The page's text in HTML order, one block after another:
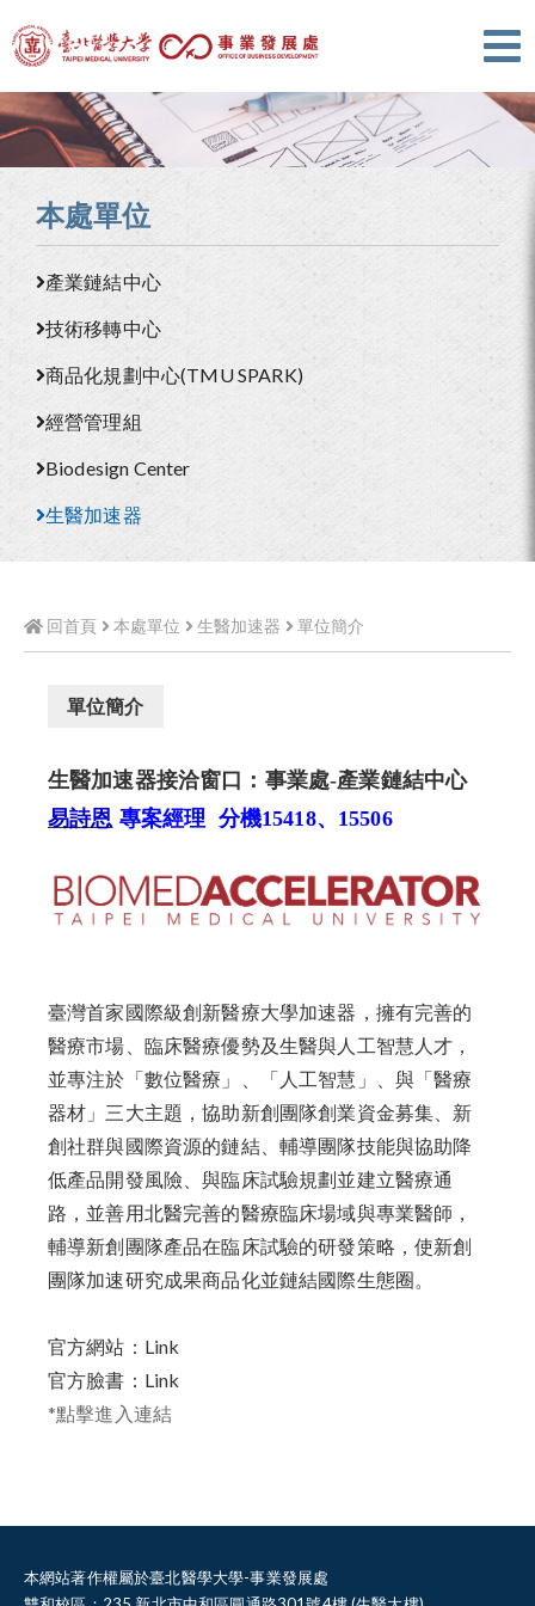
本處單位
產業鏈結中心
技術移轉中心
商品化規劃中心(TMU SPARK)
經營管理組
Biodesign Center
生醫加速器
回首頁 本處單位 生醫加速器 單位簡介
單位簡介
生醫加速器接洽窗口：事業處-產業鏈結中心
易詩恩 專案經理 分機15418、15506
臺灣首家國際級創新醫療大學加速器，擁有完善的
醫療市場、臨床醫療優勢及生醫與人工智慧人才，
並專注於「數位醫療」、「人工智慧」、與「醫療
器材」三大主題，協助新創團隊創業資金募集、新
創社群與國際資源的鏈結、輔導團隊技能與協助降
低產品開發風險、與臨床試驗規劃並建立醫療通
路，並善用北醫完善的醫療臨床場域與專業醫師，
輔導新創團隊產品在臨床試驗的研發策略，使新創
團隊加速研究成果商品化並鏈結國際生態圈。
官方網站： Link
官方臉書： Link
*點擊進入連結
本網站著作權屬於臺北醫學大學-事業發展處